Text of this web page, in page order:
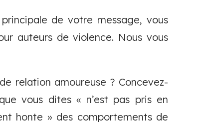
de votre message, vous
auteurs de violence. Nous vous
relation amoureuse ? Concevez-
vous dites « n’est pas pris en
honte » des comportements de